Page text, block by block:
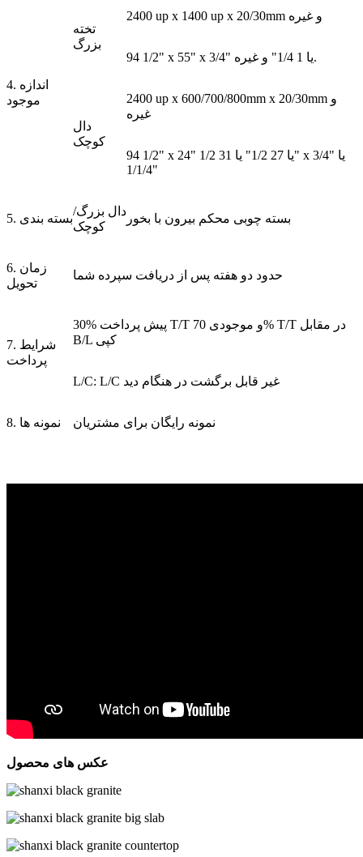
4. اندازه
موجود
تخته
بزرگ
2400 up x 1400 up x 20/30mm و غیره
94 1/2" x 55" x 3/4" یا 1 1/4" و غیره.
دال
کوچک
2400 up x 600/700/800mm x 20/30mm و
غیره
94 1/2" x 24" یا 27 1/2" یا 31 1/2" x 3/4" یا
1/1/4"
5. بسته بندی
دال بزرگ/
کوچک
بسته چوبی محکم بیرون با بخور
6. زمان
تحویل
حدود دو هفته پس از دریافت سپرده شما
7. شرایط
پرداخت
30% پیش پرداخت T/T و موجودی 70% T/T در مقابل
B/L کپی
L/C: L/C غیر قابل برگشت در هنگام دید
8. نمونه ها نمونه رایگان برای مشتریان
عکس های محصول